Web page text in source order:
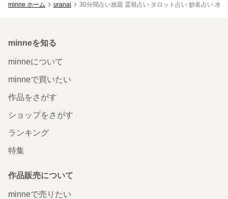
minne ホーム
uranai 30分間占い放題 霊視占い タロット占い 妙名占い 水
minneを知る
minneについて
minneで買いたい
作品をさがす
ショップをさがす
ランキング
特集
作品販売について
minneで売りたい